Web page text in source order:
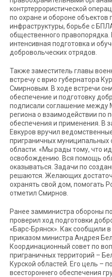
контртеррористической
по охране и обороне объектов
инфраструктуры, борьбе с
общественного
интенсивная подготовка и
добровольческих отрядов.
Также заместитель главы
встречу с врио губернатора
Смирновым. В ходе встречи
обеспечение и подготовку
подписали соглашение
региона о взаимодействии по
обеспечения и применения. В
Евкуров вручил
приграничных муниципальных
области. «Мы рады тому, что
освобождению. Вся помощь
оказываться. Задачи по
решаются. Желающих
охранять свой дом, помогать
отметил Смирнов.
Ранее замминистра обороны
проверил ход подготовки
«Барс-Брянск». Как сообщили
приказом министра Андрея
Координационный совет по
приграничных территорий –
Курской областей. Его цель –
всестороннего обеспечения